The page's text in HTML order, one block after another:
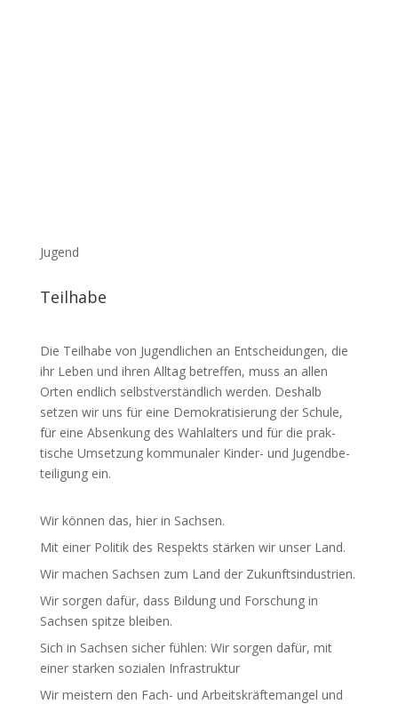
Jugend
Teilhabe
Die Teilhabe von Jugend­lichen an Entschei­dungen, die
ihr Leben und ihren Alltag betreffen, muss an allen
Orten endlich selbst­ver­ständlich werden. Deshalb
setzen wir uns für eine Demo­kra­ti­sierung der Schule,
für eine Absenkung des Wahl­alters und für die prak­
tische Umsetzung kommu­naler Kinder- und Jugend­be­
tei­ligung ein.
Wir können das, hier in Sachsen.
Mit einer Politik des Respekts stärken wir unser Land.
Wir machen Sachsen zum Land der Zukunfts­in­dus­trien.
Wir sorgen dafür, dass Bildung und Forschung in
Sachsen spitze bleiben.
Sich in Sachsen sicher fühlen: Wir sorgen dafür, mit
einer starken sozialen Infra­struktur
Wir meistern den Fach- und Arbeits­kräf­te­mangel und